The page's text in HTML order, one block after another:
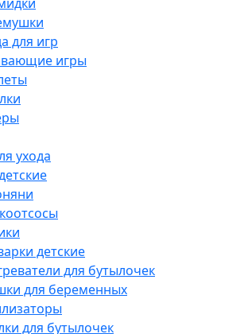
для игр
игры
ухода
детские
для бутылочек
для беременных
для бутылочек